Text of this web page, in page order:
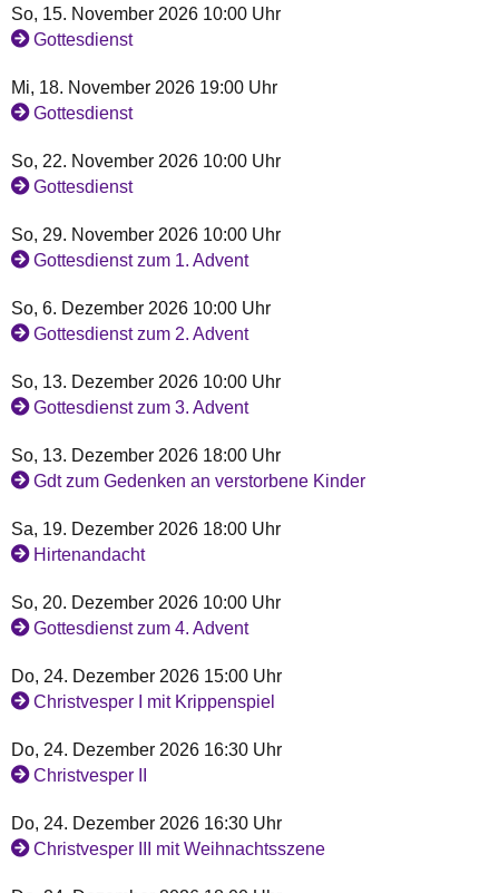
So, 15. November 2026 10:00 Uhr
Gottesdienst
Mi, 18. November 2026 19:00 Uhr
Gottesdienst
So, 22. November 2026 10:00 Uhr
Gottesdienst
So, 29. November 2026 10:00 Uhr
Gottesdienst zum 1. Advent
So, 6. Dezember 2026 10:00 Uhr
Gottesdienst zum 2. Advent
So, 13. Dezember 2026 10:00 Uhr
Gottesdienst zum 3. Advent
So, 13. Dezember 2026 18:00 Uhr
Gdt zum Gedenken an verstorbene Kinder
Sa, 19. Dezember 2026 18:00 Uhr
Hirtenandacht
So, 20. Dezember 2026 10:00 Uhr
Gottesdienst zum 4. Advent
Do, 24. Dezember 2026 15:00 Uhr
Christvesper I mit Krippenspiel
Do, 24. Dezember 2026 16:30 Uhr
Christvesper II
Do, 24. Dezember 2026 16:30 Uhr
Christvesper III mit Weihnachtsszene